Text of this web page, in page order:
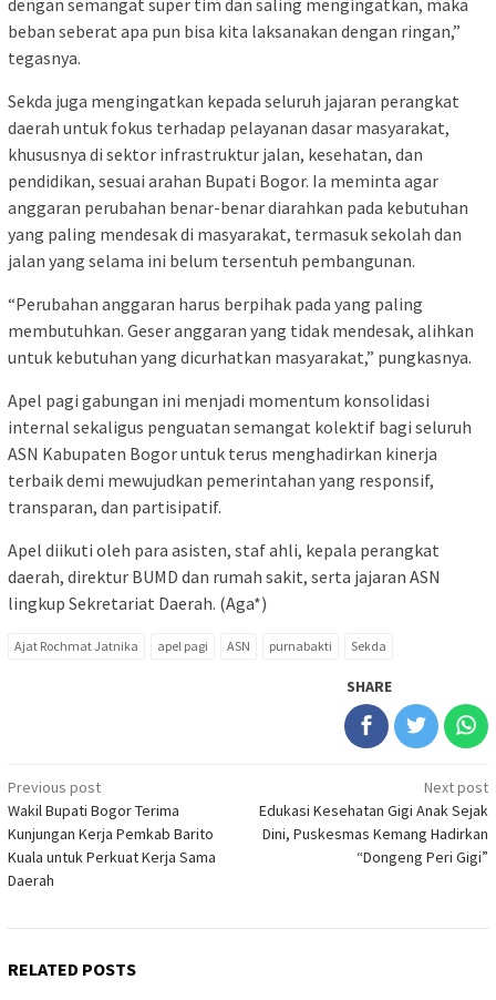
dengan semangat super tim dan saling mengingatkan, maka
beban seberat apa pun bisa kita laksanakan dengan ringan,”
tegasnya.
Sekda juga mengingatkan kepada seluruh jajaran perangkat
daerah untuk fokus terhadap pelayanan dasar masyarakat,
khususnya di sektor infrastruktur jalan, kesehatan, dan
pendidikan, sesuai arahan Bupati Bogor. Ia meminta agar
anggaran perubahan benar-benar diarahkan pada kebutuhan
yang paling mendesak di masyarakat, termasuk sekolah dan
jalan yang selama ini belum tersentuh pembangunan.
“Perubahan anggaran harus berpihak pada yang paling
membutuhkan. Geser anggaran yang tidak mendesak, alihkan
untuk kebutuhan yang dicurhatkan masyarakat,” pungkasnya.
Apel pagi gabungan ini menjadi momentum konsolidasi
internal sekaligus penguatan semangat kolektif bagi seluruh
ASN Kabupaten Bogor untuk terus menghadirkan kinerja
terbaik demi mewujudkan pemerintahan yang responsif,
transparan, dan partisipatif.
Apel diikuti oleh para asisten, staf ahli, kepala perangkat
daerah, direktur BUMD dan rumah sakit, serta jajaran ASN
lingkup Sekretariat Daerah. (Aga*)
Ajat Rochmat Jatnika apel pagi ASN purnabakti Sekda
SHARE
Post
navigation
Previous post
Wakil Bupati Bogor Terima
Kunjungan Kerja Pemkab Barito
Kuala untuk Perkuat Kerja Sama
Daerah
Next post
Edukasi Kesehatan Gigi Anak Sejak
Dini, Puskesmas Kemang Hadirkan
“Dongeng Peri Gigi”
RELATED POSTS